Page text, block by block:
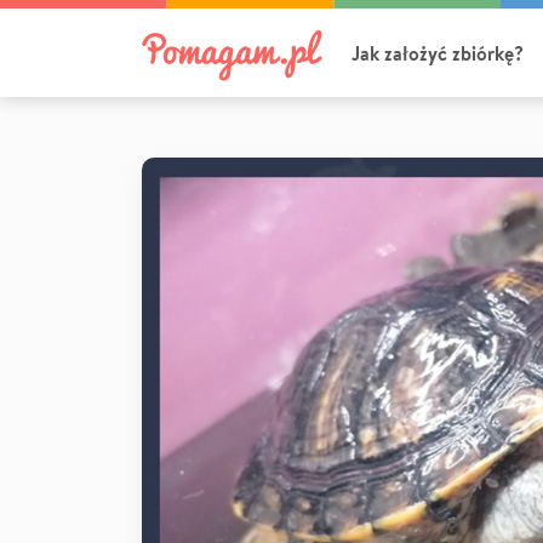
Jak założyć zbiórkę?